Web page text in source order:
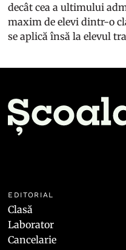
decât cea a ultimului
maxim de elevi dintr-o
se aplică însă la elevul
EDITORIAL
Clasă
Laborator
Cancelarie